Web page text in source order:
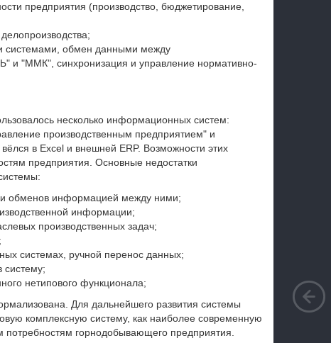
предприятия (производство, бюджетирование,
системами, обмен данными между
"ММК", синхронизация и управление нормативно-
несколько информационных систем:
производственным предприятием" и
в Excel и внешней ERP. Возможности этих
предприятия. Основные недостатки
обменов информацией между ними;
информации;
производственных задач;
системах, ручной перенос данных;
систему;
нетипового функционала;
Для дальнейшего развития системы
комплексную систему, как наиболее современную
горнодобывающего предприятия.